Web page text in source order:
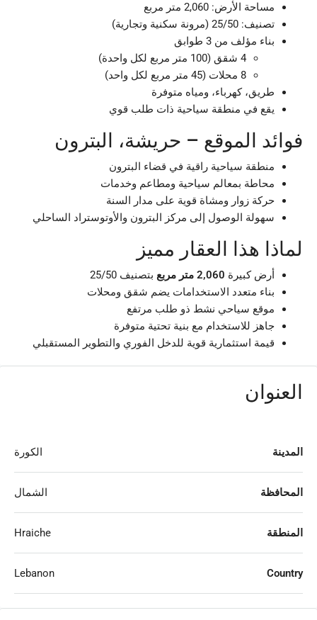
مساحة الأرض: 2,060 متر مربع
تصنيف: 25/50 (مرونة سكنية وتجارية)
بناء مؤلف من 3 طوابق
4 شقق (100 متر مربع لكل واحدة)
8 محلات (45 متر مربع لكل واحد)
طريق، كهرباء، ومياه متوفرة
يقع في منطقة سياحية ذات طلب قوي
فوائد الموقع – حريشة، البترون
منطقة سياحية راقية في قضاء البترون
محاطة بمعالم سياحية ومطاعم وخدمات
حركة زوار ومشاة قوية على مدار السنة
سهولة الوصول إلى مركز البترون والأوتوستراد الساحلي
لماذا هذا العقار مميز
أرض كبيرة 2,060 متر مربع
بتصنيف 25/50
بناء متعدد الاستخدامات يضم شقق ومحلات
موقع سياحي نشط ذو طلب مرتفع
جاهز للاستخدام مع بنية تحتية متوفرة
قيمة استثمارية قوية للدخل الفوري والتطوير المستقبلي
العنوان
المدينة الكورة
المحافظة الشمال
المنطقة Hraiche
Country
Lebanon